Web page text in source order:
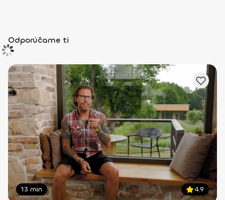
Odporúčame ti
13 min 4.9